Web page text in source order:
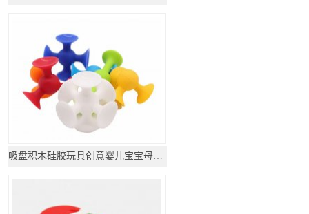
吸盘积木硅胶玩具创意婴儿宝宝母婴用品